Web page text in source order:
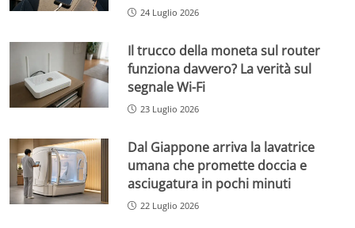
24 Luglio 2026
Il trucco della moneta sul router
funziona davvero? La verità sul
segnale Wi-Fi
23 Luglio 2026
Dal Giappone arriva la lavatrice
umana che promette doccia e
asciugatura in pochi minuti
22 Luglio 2026